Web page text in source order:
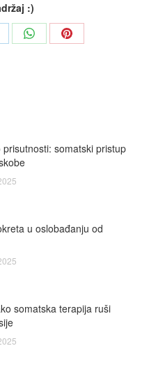
:)
Share Share
somatski pristup
u oslobađanju od
somatska terapija ruši